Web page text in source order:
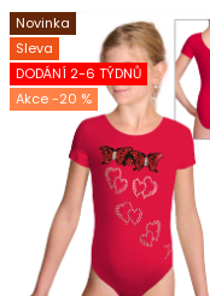
Novinka
Sleva
DODÁNÍ 2-6 TÝDNŮ
-20 %